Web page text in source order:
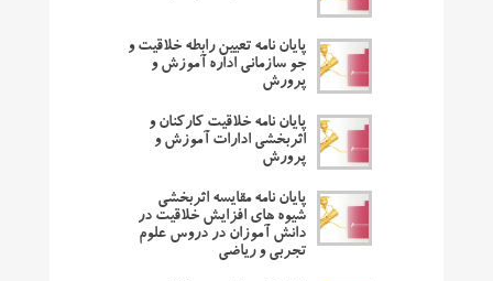
پایان نامه تعیین رابطه خلاقیت و
جو سازمانی اداره آموزش و
پرورش
پایان نامه خلاقیت کارکنان و
اثربخشی ادارات آموزش و
پرورش
پایان نامه مقایسه اثربخشی
شیوه های افزایش خلاقیت در
دانش آموزان در دروس علوم
تجربی و ریاضی